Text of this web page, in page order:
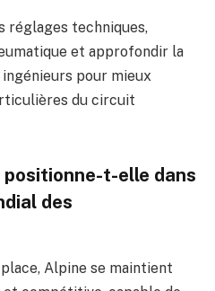
réglages techniques,
et approfondir la
pour mieux
du circuit
positionne-t-elle dans
des
Alpine se maintient